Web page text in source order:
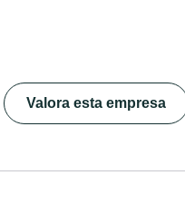
Valora esta empresa